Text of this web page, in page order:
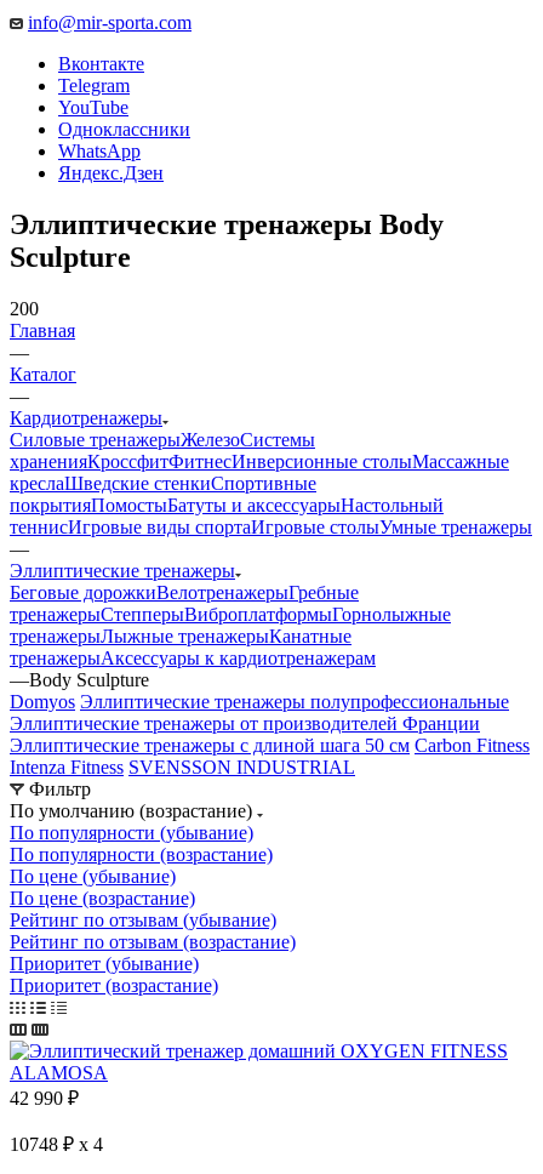
info@mir-sporta.com
Вконтакте
Telegram
YouTube
Одноклассники
WhatsApp
Яндекс.Дзен
Эллиптические тренажеры Body
Sculpture
200
Главная
—
Каталог
—
Кардиотренажеры
Силовые тренажерыЖелезоСистемы
храненияКроссфитФитнесИнверсионные столыМассажные
креслаШведские стенкиСпортивные
покрытияПомостыБатуты и аксессуарыНастольный
теннисИгровые виды спортаИгровые столыУмные тренажеры
—
Эллиптические тренажеры
Беговые дорожкиВелотренажерыГребные
тренажерыСтепперыВиброплатформыГорнолыжные
тренажерыЛыжные тренажерыКанатные
тренажерыАксессуары к кардиотренажерам
—Body Sculpture
Domyos Эллиптические тренажеры полупрофессиональные
Эллиптические тренажеры от производителей Франции
Эллиптические тренажеры с длиной шага 50 см Carbon Fitness
Intenza Fitness SVENSSON INDUSTRIAL
Фильтр
По умолчанию (возрастание)
По популярности (убывание)
По популярности (возрастание)
По цене (убывание)
По цене (возрастание)
Рейтинг по отзывам (убывание)
Рейтинг по отзывам (возрастание)
Приоритет (убывание)
Приоритет (возрастание)
42 990 ₽
10748 ₽ x 4